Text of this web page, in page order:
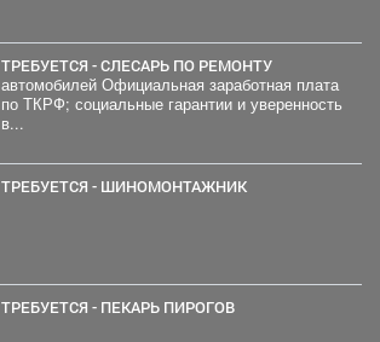
ТРЕБУЕТСЯ - СЛЕСАРЬ ПО РЕМОНТУ
автомобилей Официальная заработная плата
по ТКРФ; социальные гарантии и уверенность
в...
ТРЕБУЕТСЯ - ШИНОМОНТАЖНИК
ТРЕБУЕТСЯ - ПЕКАРЬ ПИРОГОВ